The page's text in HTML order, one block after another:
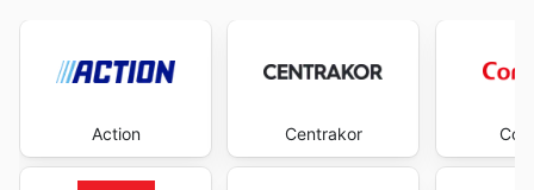
Action Centrakor